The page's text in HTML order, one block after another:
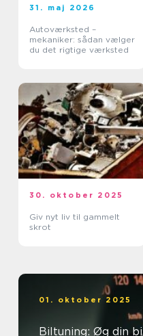
31. maj 2026
Autoværksted –
mekaniker: sådan vælger
du det rigtige værksted
30. oktober 2025
Giv nyt liv til gammelt
skrot
01. oktober 2025
Biltuning: Øg din